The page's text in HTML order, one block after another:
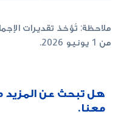
من 1 يونيو 2026.
هل تبحث عن المزيد
معنا.